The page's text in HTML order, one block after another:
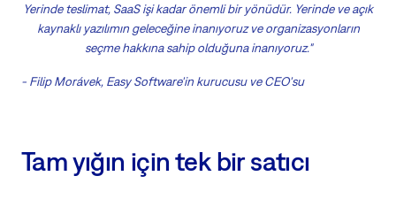
Yerinde teslimat, SaaS işi kadar önemli bir yönüdür. Yerinde ve açık
kaynaklı yazılımın geleceğine inanıyoruz ve organizasyonların
seçme hakkına sahip olduğuna inanıyoruz."
- Filip Morávek, Easy Software'in kurucusu ve CEO'su
Tam yığın için tek bir satıcı